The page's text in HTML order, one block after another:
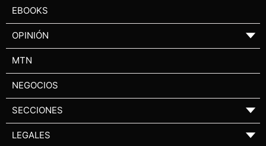
EBOOKS
OPINIÓN ▼
MTN
NEGOCIOS
SECCIONES ▼
LEGALES ▼